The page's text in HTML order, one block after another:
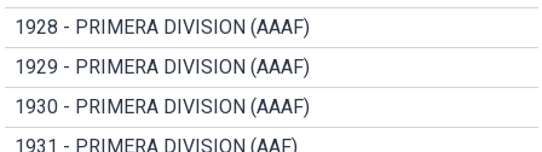
1928 - PRIMERA DIVISION (AAAF)
1929 - PRIMERA DIVISION (AAAF)
1930 - PRIMERA DIVISION (AAAF)
1931 - PRIMERA DIVISION (AAF)